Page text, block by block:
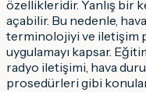
özellikleridir. Yanlış bir
açabilir. Bu nedenle,
terminolojiyi ve iletişim
uygulamayı kapsar.
radyo iletişimi, hava
prosedürleri gibi